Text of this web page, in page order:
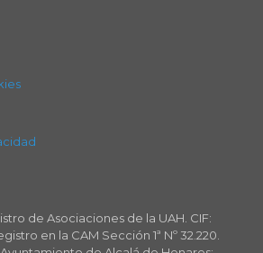
de Asociaciones de la UAH. CIF:
en la CAM Sección 1ª Nº 32.220.